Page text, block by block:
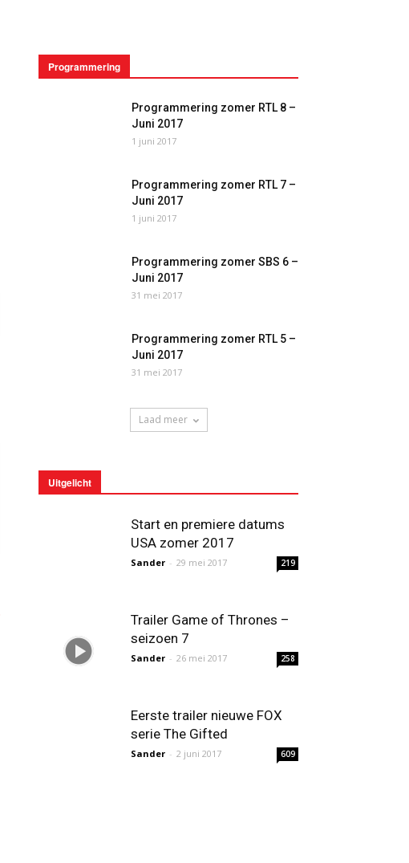
Programmering
Programmering zomer RTL 8 –
Juni 2017
1 juni 2017
Programmering zomer RTL 7 –
Juni 2017
1 juni 2017
Programmering zomer SBS 6 –
Juni 2017
31 mei 2017
Programmering zomer RTL 5 –
Juni 2017
31 mei 2017
Laad meer
Uitgelicht
Start en premiere datums
USA zomer 2017
Sander - 29 mei 2017 219
Trailer Game of Thrones –
seizoen 7
Sander - 26 mei 2017 258
Eerste trailer nieuwe FOX
serie The Gifted
Sander - 2 juni 2017 609